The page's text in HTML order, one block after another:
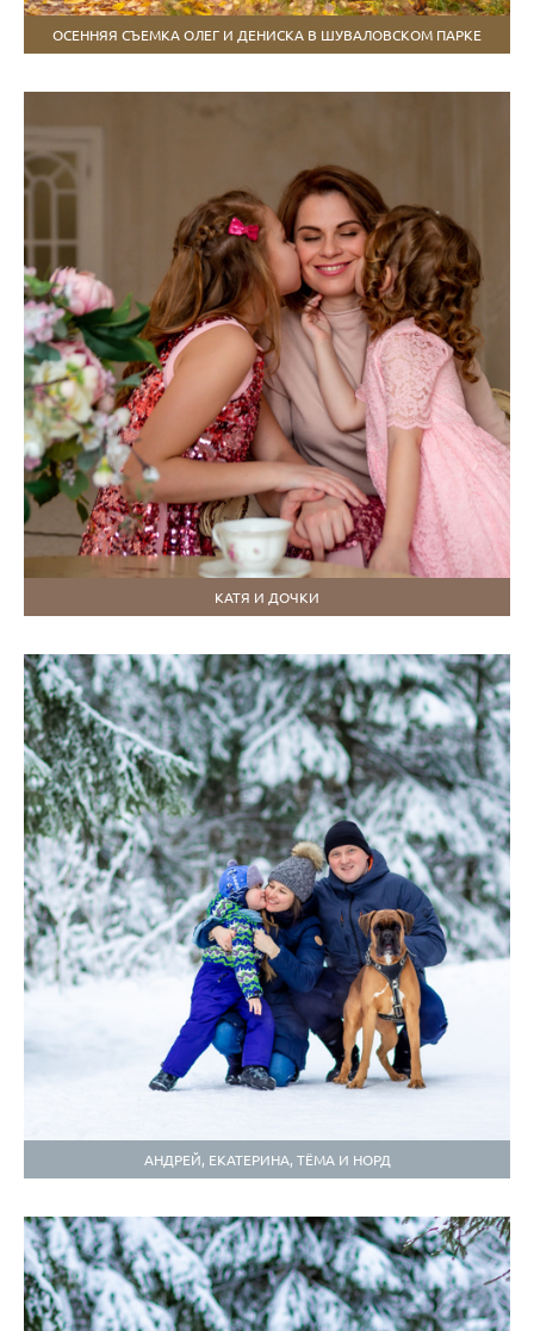
ОСЕННЯЯ СЪЕМКА ОЛЕГ И ДЕНИСКА В ШУВАЛОВСКОМ ПАРКЕ
КАТЯ И ДОЧКИ
АНДРЕЙ, ЕКАТЕРИНА, ТЁМА И НОРД